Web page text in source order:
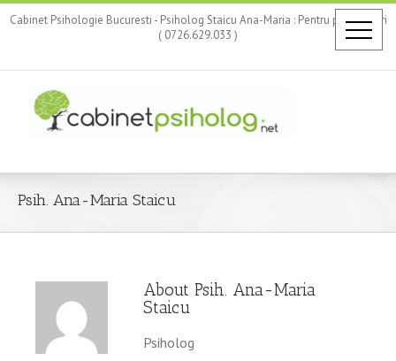
Cabinet Psihologie Bucuresti - Psiholog Staicu Ana-Maria : Pentru programari
( 0726.629.033 )
Psih. Ana-Maria Staicu
About Psih. Ana-Maria
Staicu
Psiholog